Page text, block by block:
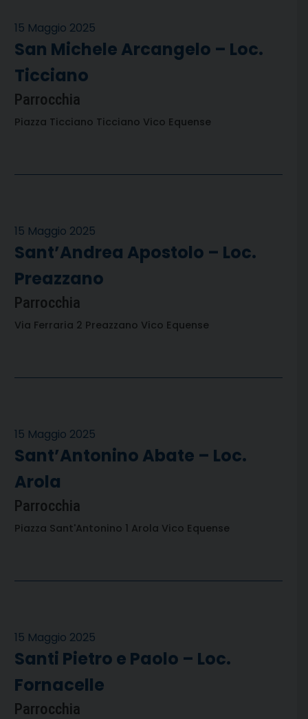
15 Maggio 2025
San Michele Arcangelo – Loc.
Ticciano
Parrocchia
Piazza Ticciano Ticciano Vico Equense
15 Maggio 2025
Sant’Andrea Apostolo – Loc.
Preazzano
Parrocchia
Via Ferraria 2 Preazzano Vico Equense
15 Maggio 2025
Sant’Antonino Abate – Loc.
Arola
Parrocchia
Piazza Sant'Antonino 1 Arola Vico Equense
15 Maggio 2025
Santi Pietro e Paolo – Loc.
Fornacelle
Parrocchia